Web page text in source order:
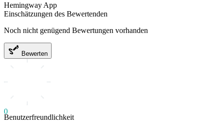
Hemingway App
Einschätzungen des Bewertenden
Noch nicht genügend Bewertungen vorhanden
Bewerten
0
Benutzerfreundlichkeit